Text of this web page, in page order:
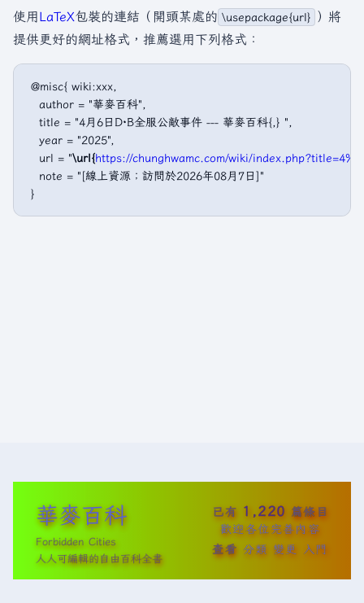
使用LaTeX包裝的連結（開頭某處的 \usepackage{url} ）將
提供更好的網址格式，推薦選用下列格式：
@misc{ wiki:xxx,
   author = "華麥百科",
   title = "4月6日D·B全服公敵事件 --- 華麥百科{,} ",
   year = "2025",
   url = "
\url{https://chunghwamc.com/wiki/
   note = "[線上資源；訪問於2026年08月7日]"
華麥百科
Forbidden Cities
人人可編輯的自由百科全書
已有 1,220 篇條目
歡迎各位完善內容
查看 分類 變更 入門